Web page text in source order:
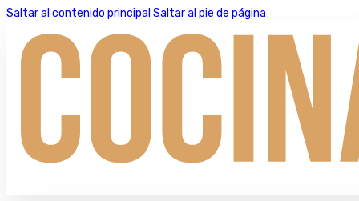
Saltar al contenido principal Saltar al pie de página